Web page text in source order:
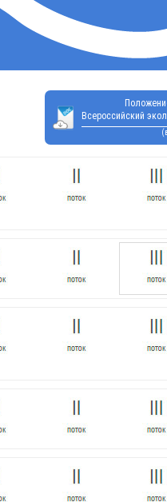
Всероссийский